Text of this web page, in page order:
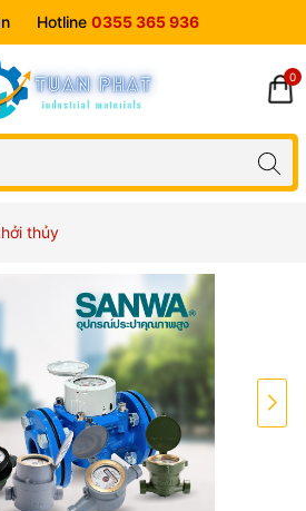
Hotline 0355 365 936
0
thủy